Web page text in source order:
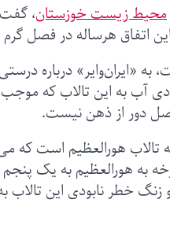
محیط زیست خوزستان،
اتفاق هرساله در فصل
درباره
آب به این تالاب که
دور از ذهن نیست.
هورالعظیم است که
به هورالعظیم به یک